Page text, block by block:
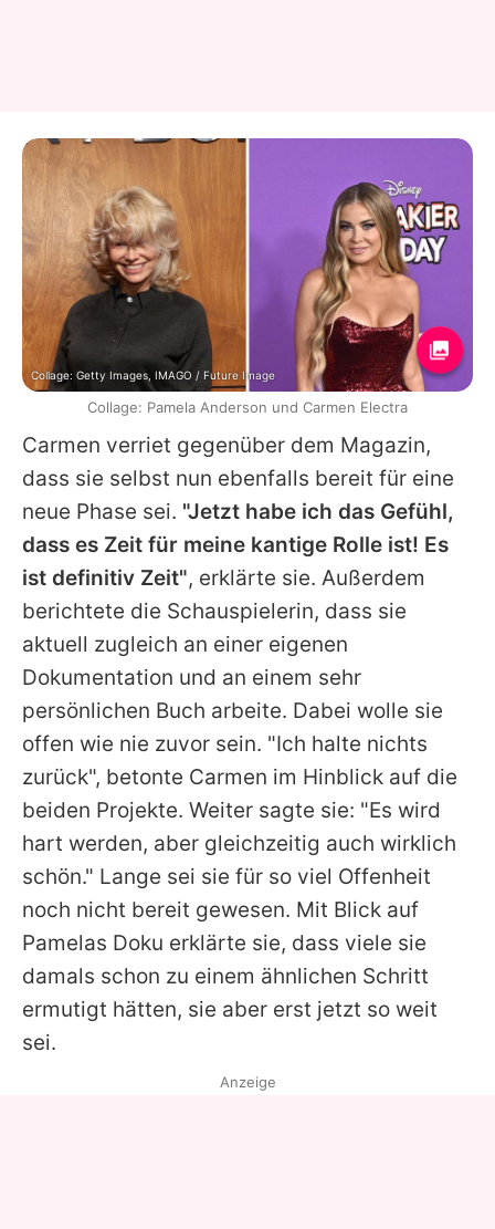
Carmen verriet gegenüber dem Magazin,
dass sie selbst nun ebenfalls bereit für eine
neue Phase sei. "Jetzt habe ich das Gefühl,
dass es Zeit für meine kantige Rolle ist! Es
ist definitiv Zeit", erklärte sie. Außerdem
berichtete die Schauspielerin, dass sie
aktuell zugleich an einer eigenen
Dokumentation und an einem sehr
persönlichen Buch arbeite. Dabei wolle sie
offen wie nie zuvor sein. "Ich halte nichts
zurück", betonte Carmen im Hinblick auf die
beiden Projekte. Weiter sagte sie: "Es wird
hart werden, aber gleichzeitig auch wirklich
schön." Lange sei sie für so viel Offenheit
noch nicht bereit gewesen. Mit Blick auf
Pamelas Doku erklärte sie, dass viele sie
damals schon zu einem ähnlichen Schritt
ermutigt hätten, sie aber erst jetzt so weit
sei.
Collage: Getty Images, IMAGO / Future Image
Collage: Pamela Anderson und Carmen Electra
Anzeige